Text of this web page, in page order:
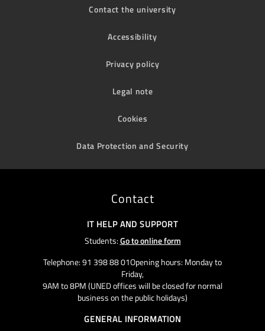
Contact the university
Accessibility
Privacy policy
Legal note
Cookies
Data Protection and Security
Contact
IT HELP AND SUPPORT
Students:Go to online form
Telephone: 91 398 88 01Opening hours: Monday to
Friday,
9AM to 8PM (UNED offices will be closed for normal
business on the public holidays)
GENERAL INFORMATION